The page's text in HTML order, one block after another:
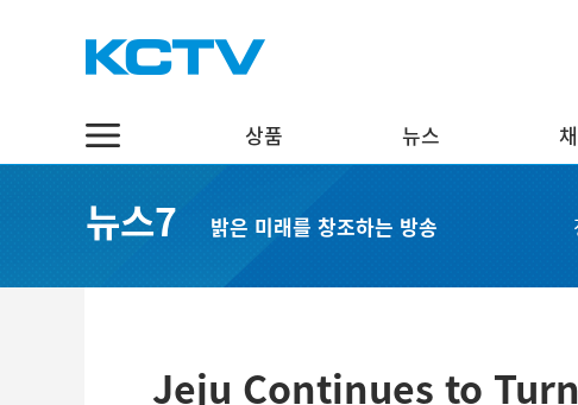
상품 뉴스
스마트 TV
정치·행정
뉴스7 밝은 미래를 창조하는 방송
Jeju Continues to